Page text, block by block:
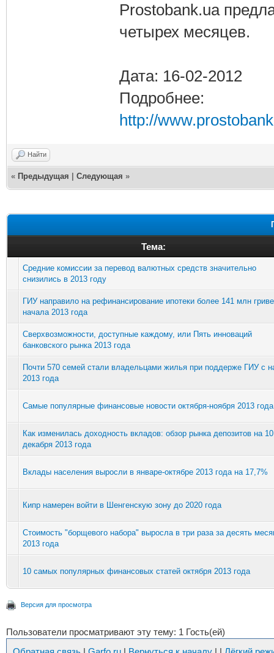
Prostobank.ua
четырех месяцев.
Дата: 16-02-2012
Подробнее:
http://
Найти
« Предыдущая Следующая »
Тема:
Средние комиссии за перевод валютных средств значительно
снизились в 2013 году
ГИУ направило на рефинансирование ипотеки более 141 млн
начала 2013 года
Сверхвозможности, доступные каждому, или Пять инноваций
банковского рынка 2013 года
Почти 570 семей стали владельцами жилья при поддерже ГИУ с
2013 года
Cамые популярные финансовые новости октября-ноября 2013 года
Как изменилась доходность вкладов: обзор рынка депозитов на 10
декабря 2013 года
Вклады населения выросли в январе-октябре 2013 года на 17,7%
Кипр намерен войти в Шенгенскую зону до 2020 года
Стоимость "борщевого набора" выросла в три раза за десять
2013 года
10 самых популярных финансовых статей октября 2013 года
Версия для просмотра
Пользователи просматривают эту тему: 1 Гость(ей)